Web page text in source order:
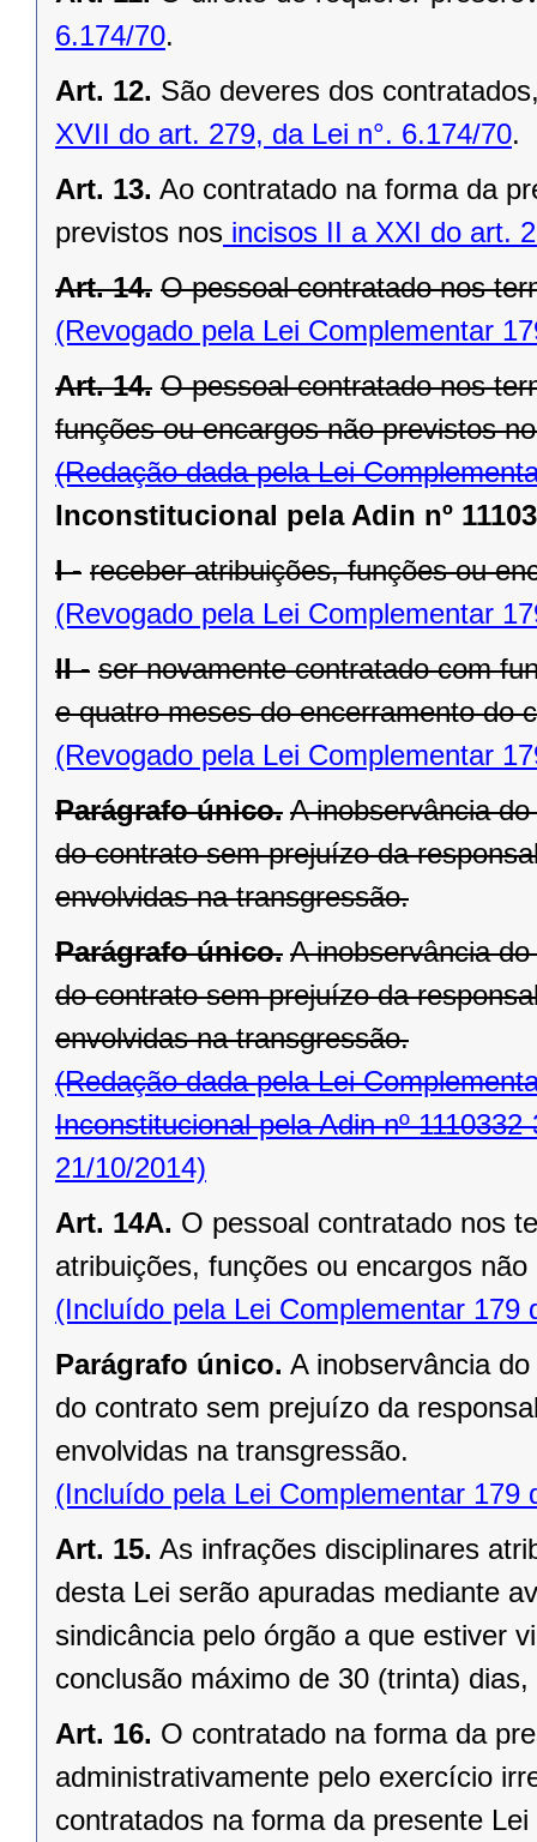
6.174/70.
Art. 12. São deveres dos
XVII do art. 279, da Lei n°. 6.174/70.
Art. 13. Ao contratado na forma da
previstos nos incisos II a XXI do art.
Art. 14. O pessoal contratado nos
(Revogado pela Lei Complementar
Art. 14. O pessoal contratado nos
funções ou encargos não previstos
(Redação dada pela Lei
Inconstitucional pela Adin nº
I - receber atribuições, funções ou
(Revogado pela Lei Complementar
II - ser novamente contratado com
e quatro meses do encerramento do
(Revogado pela Lei Complementar
Parágrafo único. A inobservância
do contrato sem prejuízo da
envolvidas na transgressão.
Parágrafo único. A inobservância
do contrato sem prejuízo da
envolvidas na transgressão.
(Redação dada pela Lei
Inconstitucional pela Adin nº
21/10/2014)
Art. 14A. O pessoal contratado nos
atribuições, funções ou encargos
(Incluído pela Lei Complementar 179
Parágrafo único. A inobservância
do contrato sem prejuízo da
envolvidas na transgressão.
(Incluído pela Lei Complementar 179
Art. 15. As infrações disciplinares
desta Lei serão apuradas mediante
sindicância pelo órgão a que estiver
conclusão máximo de 30 (trinta)
Art. 16. O contratado na forma da
administrativamente pelo exercício
contratados na forma da presente